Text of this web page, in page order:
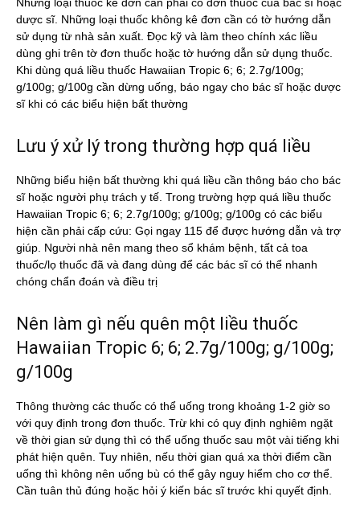
dược sĩ. Những loại thuốc không kê đơn cần có tờ hướng dẫn
sử dụng từ nhà sản xuất. Đọc kỹ và làm theo chính xác liều
dùng ghi trên tờ đơn thuốc hoặc tờ hướng dẫn sử dụng thuốc.
Khi dùng quá liều thuốc Hawaiian Tropic 6; 6; 2.7g/100g;
g/100g; g/100g cần dừng uống, báo ngay cho bác sĩ hoặc dược
sĩ khi có các biểu hiện bất thường
Lưu ý xử lý trong thường hợp quá liều
Những biểu hiện bất thường khi quá liều cần thông báo cho bác
sĩ hoặc người phụ trách y tế. Trong trường hợp quá liều thuốc
Hawaiian Tropic 6; 6; 2.7g/100g; g/100g; g/100g có các biểu
hiện cần phải cấp cứu: Gọi ngay 115 để được hướng dẫn và trợ
giúp. Người nhà nên mang theo sổ khám bệnh, tất cả toa
thuốc/lọ thuốc đã và đang dùng để các bác sĩ có thể nhanh
chóng chẩn đoán và điều trị
Nên làm gì nếu quên một liều thuốc
Hawaiian Tropic 6; 6; 2.7g/100g; g/100g;
g/100g
Thông thường các thuốc có thể uống trong khoảng 1-2 giờ so
với quy định trong đơn thuốc. Trừ khi có quy định nghiêm ngặt
về thời gian sử dụng thì có thể uống thuốc sau một vài tiếng khi
phát hiện quên. Tuy nhiên, nếu thời gian quá xa thời điểm cần
uống thì không nên uống bù có thể gây nguy hiểm cho cơ thể.
Cần tuân thủ đúng hoặc hỏi ý kiến bác sĩ trước khi quyết định.